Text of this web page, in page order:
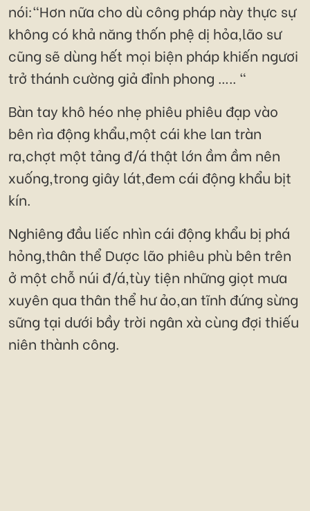
nói:"Hơn nữa cho dù công pháp này thực sự
không có khả năng thốn phệ dị hỏa,lão sư
cũng sẽ dùng hết mọi biện pháp khiến ngươi
trở thánh cường giả đỉnh phong ….. "
Bàn tay khô héo nhẹ phiêu phiêu đạp vào
bên rìa động khẩu,một cái khe lan tràn
ra,chợt một tảng đ/á thật lớn ầm ầm nên
xuống,trong giây lát,đem cái động khẩu bịt
kín.
Nghiêng đầu liếc nhìn cái động khẩu bị phá
hỏng,thân thể Dược lão phiêu phù bên trên
ở một chỗ núi đ/á,tùy tiện những giọt mưa
xuyên qua thân thể hư ảo,an tĩnh đứng sừng
sững tại dưới bầy trời ngân xà cùng đợi thiếu
niên thành công.